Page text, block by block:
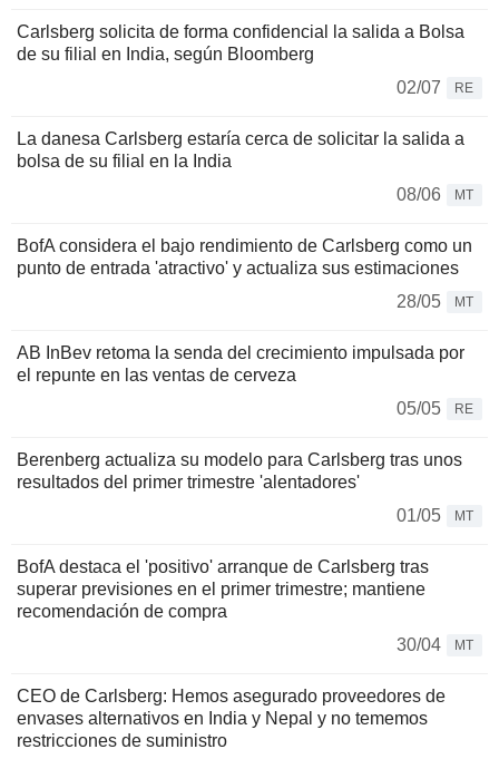
Carlsberg solicita de forma confidencial la salida a Bolsa
de su filial en India, según Bloomberg
02/07
RE
La danesa Carlsberg estaría cerca de solicitar la salida a
bolsa de su filial en la India
08/06
MT
BofA considera el bajo rendimiento de Carlsberg como un
punto de entrada 'atractivo' y actualiza sus estimaciones
28/05
MT
AB InBev retoma la senda del crecimiento impulsada por
el repunte en las ventas de cerveza
05/05
RE
Berenberg actualiza su modelo para Carlsberg tras unos
resultados del primer trimestre 'alentadores'
01/05
MT
BofA destaca el 'positivo' arranque de Carlsberg tras
superar previsiones en el primer trimestre; mantiene
recomendación de compra
30/04
MT
CEO de Carlsberg: Hemos asegurado proveedores de
envases alternativos en India y Nepal y no tememos
restricciones de suministro